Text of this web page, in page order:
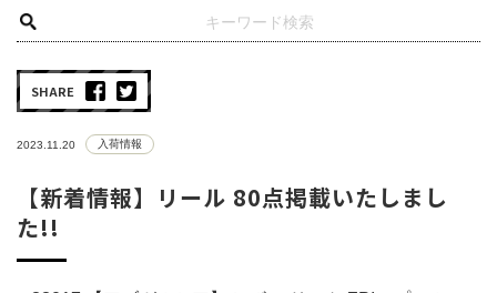
SHARE
2023.11.20 入荷情報
【新着情報】リール 80点掲載いたしまし
た!!